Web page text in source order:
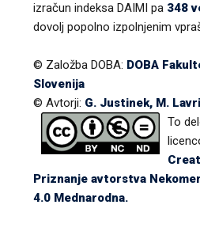
izračun indeksa DAIMI pa 348
dovolj popolno izpolnjenim
© Založba DOBA: DOBA
Slovenija
© Avtorji: G. Justinek, M.
To
Priznanje avtorstva
4.0 Mednarodna.